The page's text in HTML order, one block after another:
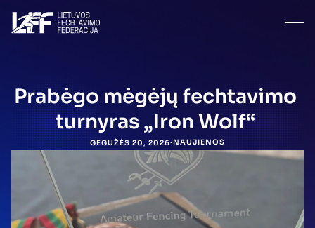
Prabėgo mėgėjų fechtavimo
turnyras „Iron Wolf“
GEGUŽĖS 20, 2026·NAUJIENOS